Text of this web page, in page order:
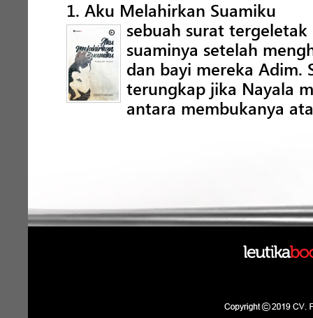
1. Aku Melahirkan Suamiku
sebuah surat
suaminya setelah
dan bayi mereka Adim.
terungkap jika Nayala
antara membukanya